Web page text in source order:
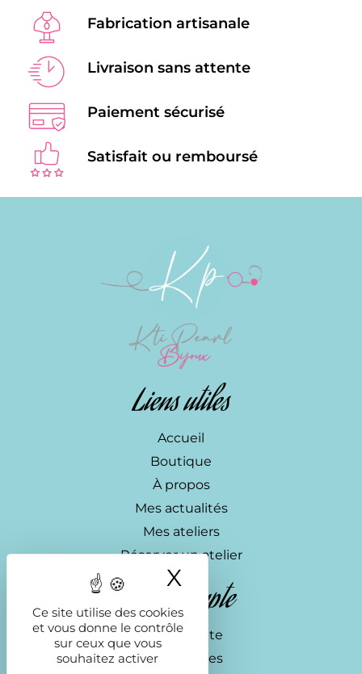
Ce site utilise des cookies
et vous donne le contrôle
sur ceux que vous
souhaitez activer
X Masquer le
Fabrication artisanale
Livraison sans attente
Paiement sécurisé
Satisfait ou remboursé
Liens utiles
Accueil
Boutique
À propos
Mes actualités
Mes ateliers
Réserver un atelier
Mon compte
Mon compte
Commandes